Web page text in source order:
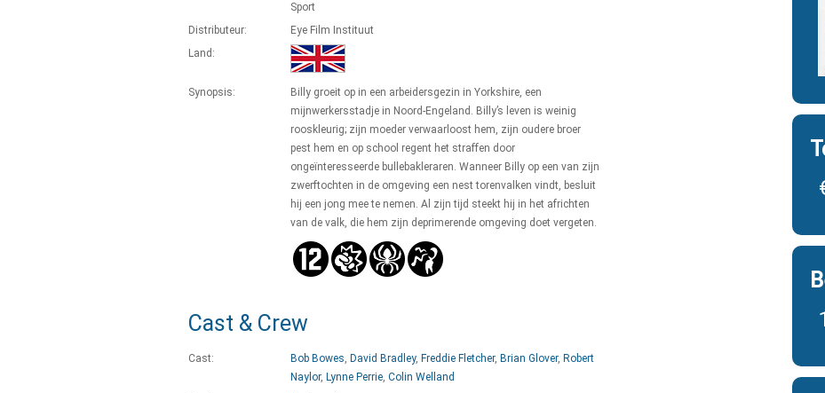
Sport
Distributeur:
Eye Film Instituut
Land:
Synopsis:
Billy groeit op in een arbeidersgezin in Yorkshire, een
mijnwerkersstadje in Noord-Engeland. Billy’s leven is weinig
rooskleurig; zijn moeder verwaarloost hem, zijn oudere broer
pest hem en op school regent het straffen door
ongeïnteresseerde bullebakleraren. Wanneer Billy op een van zijn
zwerftochten in de omgeving een nest torenvalken vindt, besluit
hij een jong mee te nemen. Al zijn tijd steekt hij in het africhten
van de valk, die hem zijn deprimerende omgeving doet vergeten.
Cast & Crew
Cast: Bob Bowes, David Bradley, Freddie Fletcher, Brian Glover, Robert
Naylor, Lynne Perrie, Colin Welland